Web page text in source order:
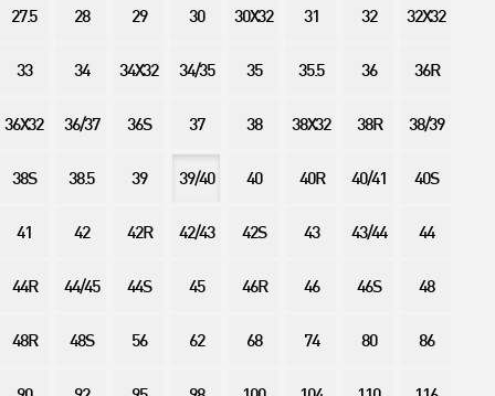
27.5 28 29 30 30X32 31 32 32X32
33 34 34X32 34/35 35 35.5 36 36R
36X32 36/37 36S 37 38 38X32 38R 38/39
38S 38.5 39 39/40 40 40R 40/41 40S
41 42 42R 42/43 42S 43 43/44 44
44R 44/45 44S 45 46R 46 46S 48
48R 48S 56 62 68 74 80 86